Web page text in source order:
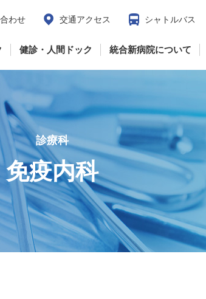
わせ 交通アクセス シャトルバス
健診・人間ドック 統合新病院について
診療科
免疫内科